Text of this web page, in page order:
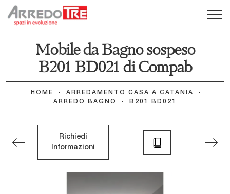
Mobile da Bagno sospeso
B201 BD021 di Compab
HOME - ARREDAMENTO CASA A CATANIA
-
ARREDO BAGNO
- B201 BD021
Richiedi
Informazioni